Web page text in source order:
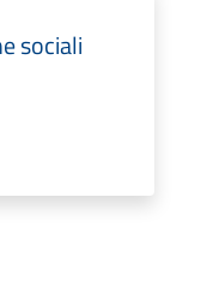
sociali